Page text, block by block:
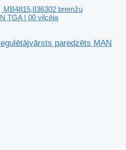
MB4815,II36302 bremžu
TGA | 00 vilcēja
paredzēts MAN